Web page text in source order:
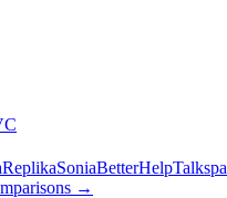
ReplikaSoniaBetterHelp
→